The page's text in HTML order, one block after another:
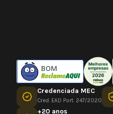
BOM
Credenciada MEC
Cred. EAD Port. 247/2020
+20 anos